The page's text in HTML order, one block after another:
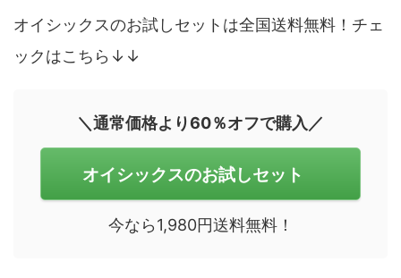
オイシックスのお試しセットは全国送料無料！チェ
ックはこちら↓↓
＼通常価格より60％オフで購入／
オイシックスのお試しセット
今なら1,980円送料無料！